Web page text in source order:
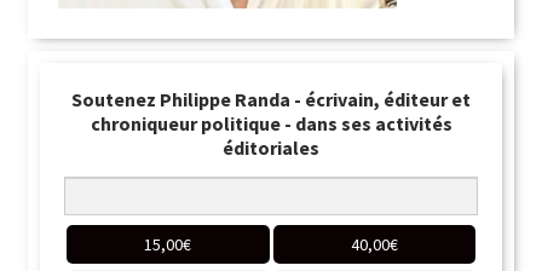
Soutenez Philippe Randa - écrivain, éditeur et
chroniqueur politique - dans ses activités
éditoriales
15,00€ 40,00€